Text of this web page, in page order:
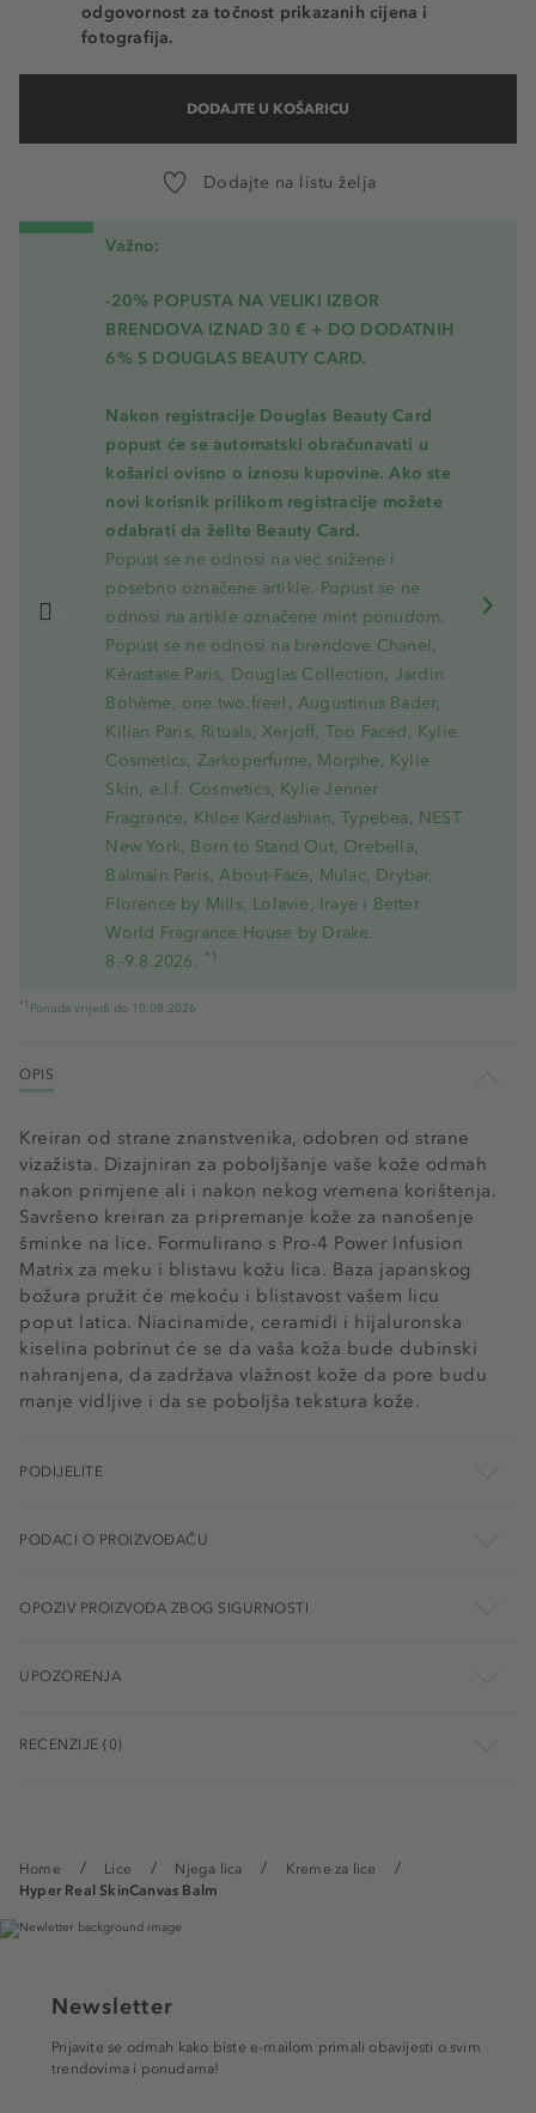
Home Lice Njega lica
Kreme za lice
Hyper Real SkinCanvas Balm
odgovornost za točnost prikazanih cijena i
fotografija.
DODAJTE U KOŠARICU
Dodajte na listu želja
Važno:
-20% POPUSTA NA VELIKI IZBOR
BRENDOVA IZNAD 30 € + DO DODATNIH
6% S DOUGLAS BEAUTY CARD.
Nakon registracije Douglas Beauty Card
popust će se automatski obračunavati u
košarici ovisno o iznosu kupovine. Ako ste
novi korisnik prilikom registracije možete
odabrati da želite Beauty Card.
Popust se ne odnosi na već snižene i
posebno označene artikle. Popust se ne
odnosi na artikle označene mint ponudom.
Popust se ne odnosi na brendove Chanel,
Kérastase Paris, Douglas Collection, Jardin
Bohème, one.two.free!, Augustinus Bader,
Kilian Paris, Rituals, Xerjoff, Too Faced, Kylie
Cosmetics, Zarkoperfume, Morphe, Kylie
Skin, e.l.f. Cosmetics, Kylie Jenner
Fragrance, Khloe Kardashian, Typebea, NEST
New York, Born to Stand Out, Orebella,
Balmain Paris, About-Face, Mulac, Drybar,
Florence by Mills, Lolavie, Iraye i Better
World Fragrance House by Drake.
8.-9.8.2026. *1
*1 Ponuda vrijedi do 10.08.2026
OPIS
Kreiran od strane znanstvenika, odobren od strane
vizažista. Dizajniran za poboljšanje vaše kože odmah
nakon primjene ali i nakon nekog vremena korištenja.
Savršeno kreiran za pripremanje kože za nanošenje
šminke na lice. Formulirano s Pro-4 Power Infusion
Matrix za meku i blistavu kožu lica. Baza japanskog
božura pružit će mekoću i blistavost vašem licu
poput latica. Niacinamide, ceramidi i hijaluronska
kiselina pobrinut će se da vaša koža bude dubinski
nahranjena, da zadržava vlažnost kože da pore budu
manje vidljive i da se poboljša tekstura kože.
PODIJELITE
PODACI O PROIZVOĐAČU
OPOZIV PROIZVODA ZBOG SIGURNOSTI
UPOZORENJA
RECENZIJE (0)
Newsletter
Prijavite se odmah kako biste e-mailom primali obavijesti o svim
trendovima i ponudama!